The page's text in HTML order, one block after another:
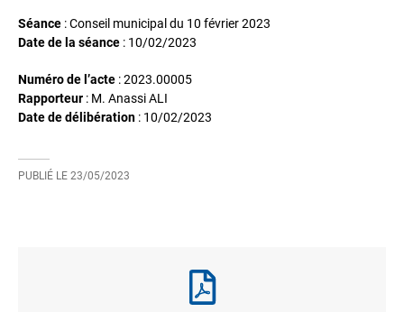
Séance : Conseil municipal du 10 février 2023
Date de la séance : 10/02/2023
Numéro de l’acte : 2023.00005
Rapporteur : M. Anassi ALI
Date de délibération : 10/02/2023
PUBLIÉ LE 23/05/2023